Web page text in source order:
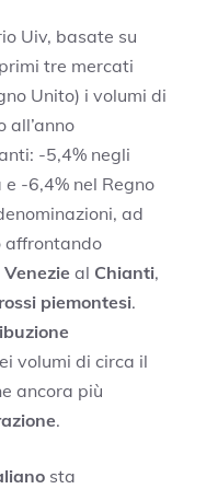
Uiv, basate su
tre mercati
Unito) i volumi di
all’anno
-5,4% negli
-6,4% nel Regno
ad
affrontando
al Chianti,
rossi piemontesi.
volumi di circa il
ancora più
.
sta